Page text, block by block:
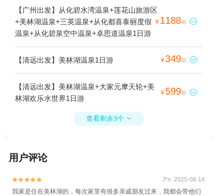
【广州出发】从化碧水湾温泉+莲花山旅游区
+美林湖温泉+三英温泉+从化都喜泰丽度假
温泉+从化碧泉空中温泉+卓思道温泉1日游
¥ 1188起 
【清远出发】美林湖温泉1日游 ¥349起 
【清远出发】美林湖温泉+大家元摩天轮+美
林湖欢乐水世界1日游
¥ 599起 
查看剩余3个 
用户评论

 J*n 2025-08-14
我家是住在美林湖的，每次家里有很多亲戚朋友过来，我都会带他们